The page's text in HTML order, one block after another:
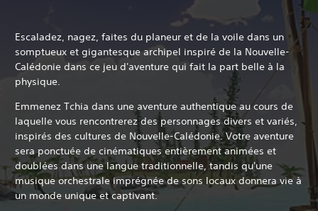
Escaladez, nagez, faites du planeur et de la voile dans un
somptueux et gigantesque archipel inspiré de la Nouvelle-
Calédonie dans ce jeu d'aventure qui fait la part belle à la
physique.
Emmenez Tchia dans une aventure authentique au cours de
laquelle vous rencontrerez des personnages divers et variés,
inspirés des cultures de Nouvelle-Calédonie. Votre aventure
sera ponctuée de cinématiques entièrement animées et
doublées dans une langue traditionnelle, tandis qu'une
musique orchestrale imprégnée de sons locaux donnera vie à
un monde unique et captivant.